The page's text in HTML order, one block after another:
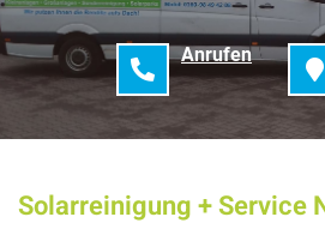
Anrufen
Solarreinigung + Service